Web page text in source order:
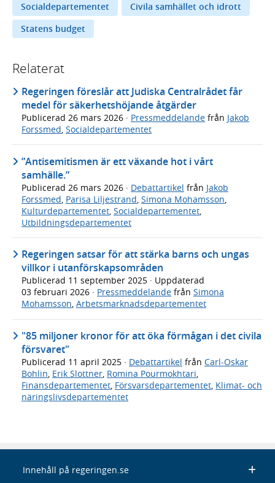
Socialdepartementet
Civila samhället och idrott
Statens budget
Relaterat
Regeringen föreslår att Judiska Centralrådet får
medel för säkerhetshöjande åtgärder
Publicerad 26 mars 2026 · Pressmeddelande från Jakob
Forssmed, Socialdepartementet
”Antisemitismen är ett växande hot i vårt
samhälle.”
Publicerad 26 mars 2026 · Debattartikel från Jakob
Forssmed Parisa Liljestrand Simona Mohamsson
Kulturdepartementet Socialdepartementet
Utbildningsdepartementet
Regeringen satsar för att stärka barns och ungas
villkor i utanförskapsområden
Publicerad 11 september 2025 · Uppdaterad
03 februari 2026 · Pressmeddelande från Simona
Mohamsson, Arbetsmarknadsdepartementet
"85 miljoner kronor för att öka förmågan i det civila
försvaret"
Publicerad 11 april 2025 · Debattartikel från Carl-Oskar
Bohlin, Erik Slottner, Romina Pourmokhtari,
Finansdepartementet, Försvarsdepartementet, Klimat- och
näringslivsdepartementet
Innehåll på regeringen.se